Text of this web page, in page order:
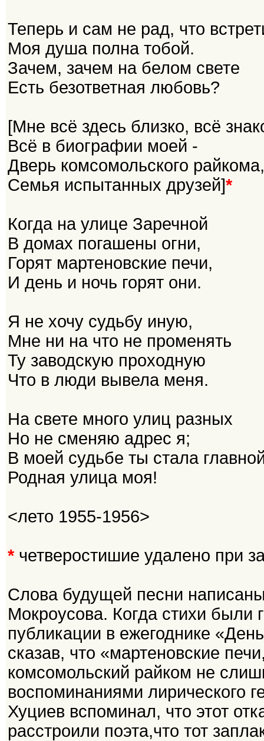
Теперь и сам не рад, что
Моя душа полна тобой.
Зачем, зачем на белом свете
Есть безответная любовь?
[Мне всё здесь близко, всё
Всё в биографии моей -
Дверь комсомольского райкома,
Семья испытанных друзей]*
Когда на улице Заречной
В домах погашены огни,
Горят мартеновские печи,
И день и ночь горят они.
Я не хочу судьбу иную,
Мне ни на что не променять
Ту заводскую проходную
Что в люди вывела меня.
На свете много улиц разных
Но не сменяю адрес я;
В моей судьбе ты стала
Родная улица моя!
<лето 1955-1956>
*четверостишие удалено при
Слова будущей песни
Мокроусова. Когда стихи были
публикации в ежегоднике
сказав, что «мартеновские
комсомольский райком не
воспоминаниями лирического
Хуциев вспоминал, что этот
расстроили поэта,что тот